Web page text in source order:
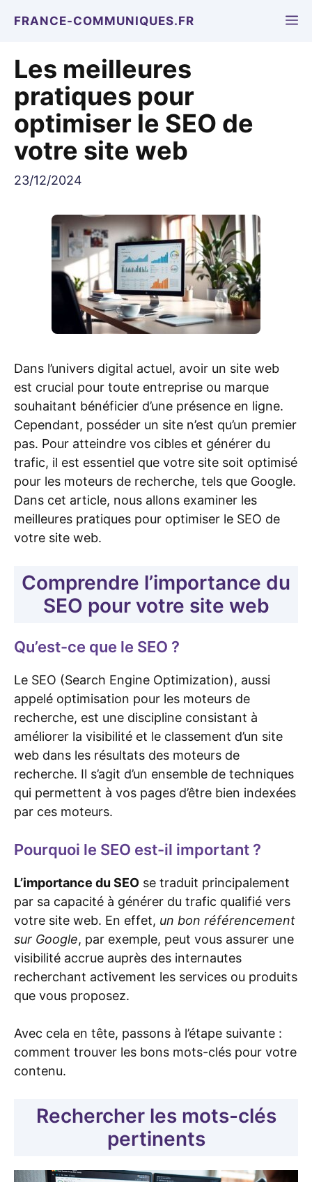
FRANCE-COMMUNIQUES.FR
Les meilleures
pratiques pour
optimiser le SEO de
votre site web
23/12/2024
Dans l’univers digital actuel, avoir un site web
est crucial pour toute entreprise ou marque
souhaitant bénéficier d’une présence en ligne.
Cependant, posséder un site n’est qu’un premier
pas. Pour atteindre vos cibles et générer du
trafic, il est essentiel que votre site soit optimisé
pour les moteurs de recherche, tels que Google.
Dans cet article, nous allons examiner les
meilleures pratiques pour optimiser le SEO de
votre site web.
Comprendre l’importance du
SEO pour votre site web
Qu’est-ce que le SEO ?
Le SEO (Search Engine Optimization), aussi
appelé optimisation pour les moteurs de
recherche, est une discipline consistant à
améliorer la visibilité et le classement d’un site
web dans les résultats des moteurs de
recherche. Il s’agit d’un ensemble de techniques
qui permettent à vos pages d’être bien indexées
par ces moteurs.
Pourquoi le SEO est-il important ?
L’importance du SEO se traduit principalement
par sa capacité à générer du trafic qualifié vers
votre site web. En effet, un bon référencement
sur Google, par exemple, peut vous assurer une
visibilité accrue auprès des internautes
recherchant activement les services ou produits
que vous proposez.
Avec cela en tête, passons à l’étape suivante :
comment trouver les bons mots-clés pour votre
contenu.
Rechercher les mots-clés
pertinents